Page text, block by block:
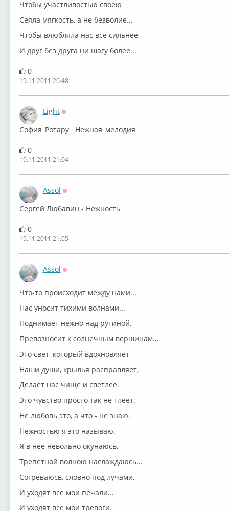
Чтобы участливостью своею
Сеяла мягкость, а не безволие...
Чтобы влюбляла нас всё сильнее,
И друг без друга ни шагу более...
0
19.11.2011 20:48
Light
София_Ротару__Нежная_мелодия
0
19.11.2011 21:04
Assol
Сергей Любавин - Нежность
0
19.11.2011 21:05
Assol
Что-то происходит между нами...
Нас уносит тихими волнами...
Поднимает нежно над рутиной.
Превозносит к солнечным вершинам...
Это свет, который вдохновляет,
Наши души, крылья расправляет,
Делает нас чище и светлее.
Это чувство просто так не тлеет.
Не любовь это, а что - не знаю.
Нежностью я это называю.
Я в нее невольно окунаюсь,
Трепетной волною наслаждаюсь...
Согреваюсь, словно под лучами,
И уходят все мои печали...
И уходят все мои тревоги.